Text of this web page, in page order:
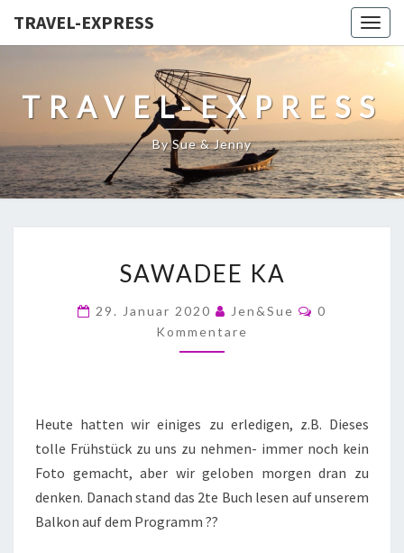
TRAVEL-EXPRESS
TRAVEL-EXPRESS
By Sue & Jenny
SAWADEE KA
29. Januar 2020 Jen&Sue
0
Kommentare
Heute hatten wir einiges zu erledigen, z.B. Dieses
tolle Frühstück zu uns zu nehmen- immer noch kein
Foto gemacht, aber wir geloben morgen dran zu
denken. Danach stand das 2te Buch lesen auf unserem
Balkon auf dem Programm ??